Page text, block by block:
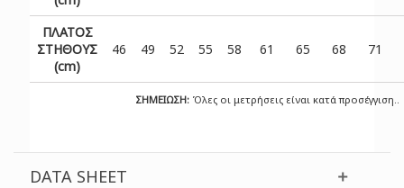
ΣΗΜΕΙΩΣΗ:Όλες οι μετρήσεις είναι κατά προσέγγιση..
ΠΛΑΤΟΣ
ΣΤΗΘΟΥΣ
(cm)
46 49 52 55 58 61 65 68 71
DATA SHEET